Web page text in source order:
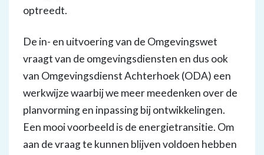
optreedt.
De in- en uitvoering van de Omgevingswet
vraagt van de omgevingsdiensten en dus ook
van Omgevingsdienst Achterhoek (ODA) een
werkwijze waarbij we meer meedenken over de
planvorming en inpassing bij ontwikkelingen.
Een mooi voorbeeld is de energietransitie. Om
aan de vraag te kunnen blijven voldoen hebben